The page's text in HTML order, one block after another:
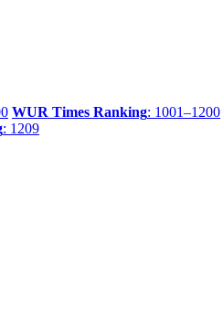
WUR Times Ranking: 1001–1200
: 1209